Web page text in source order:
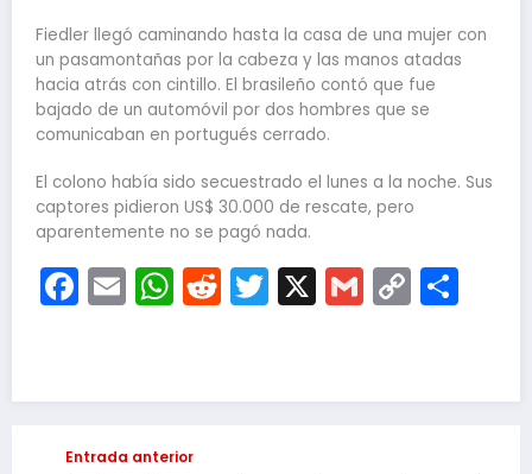
Fiedler llegó caminando hasta la casa de una mujer con
un pasamontañas por la cabeza y las manos atadas
hacia atrás con cintillo. El brasileño contó que fue
bajado de un automóvil por dos hombres que se
comunicaban en portugués cerrado.
El colono había sido secuestrado el lunes a la noche. Sus
captores pidieron US$ 30.000 de rescate, pero
aparentemente no se pagó nada.
Facebook
EmailWhatsApp
Reddit
Twitter
X Gmail
Copy
Entrada anterior